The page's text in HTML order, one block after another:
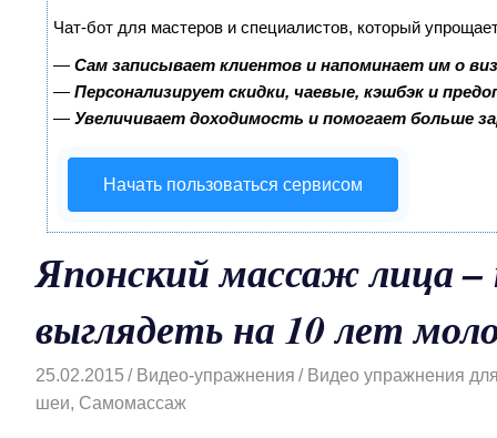
Чат-бот для мастеров и специалистов, который
— Сам записывает клиентов и напоминает им о
— Персонализирует скидки, чаевые, кэшбэк и
— Увеличивает доходимость и помогает больше
Начать пользоваться сервисом
Японский массаж лица –
выглядеть на 10 лет
25.02.2015 Видео-упражнения
Видео упражнения
шеи, Самомассаж